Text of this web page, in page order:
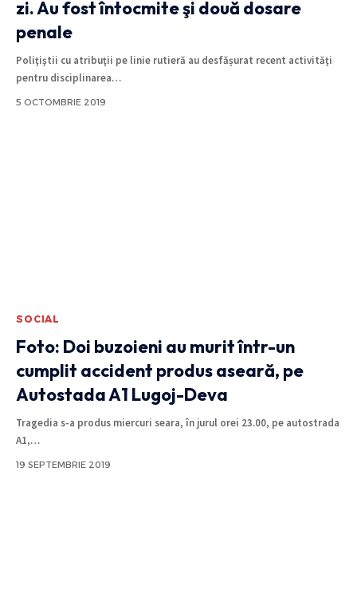
zi. Au fost întocmite şi două dosare
penale
Poliţiştii cu atribuţii pe linie rutieră au desfășurat recent activităţi
pentru disciplinarea…
5 OCTOMBRIE 2019
SOCIAL
Foto: Doi buzoieni au murit într-un
cumplit accident produs aseară, pe
Autostada A1 Lugoj-Deva
Tragedia s-a produs miercuri seara, în jurul orei 23.00, pe autostrada
A1,…
19 SEPTEMBRIE 2019